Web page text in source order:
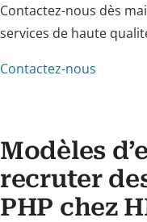
Contactez-nous dès
services de haute
Contactez-nous
Modèles
recruter
PHP chez